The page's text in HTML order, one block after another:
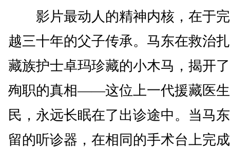
影片最动人的精神内核，在于完
越三十年的父子传承。马东在救治
藏族护士卓玛珍藏的小木马，揭开
殉职的真相——这位上一代援藏医
民，永远长眠在了出诊途中。当马
留的听诊器，在相同的手术台上完